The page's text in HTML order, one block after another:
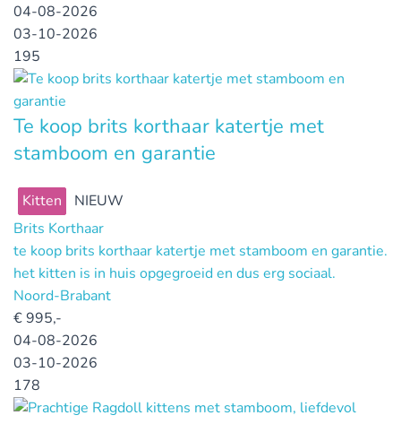
04-08-2026
03-10-2026
195
Te koop brits korthaar katertje met
stamboom en garantie
Kitten
NIEUW
Brits Korthaar
te koop brits korthaar katertje met stamboom en garantie.
het kitten is in huis opgegroeid en dus erg sociaal.
Noord-Brabant
€995,-
04-08-2026
03-10-2026
178